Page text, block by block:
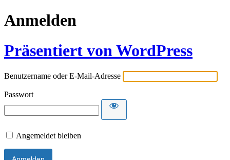
Anmelden
Präsentiert von WordPress
Benutzername oder E-Mail-Adresse
Passwort
Angemeldet bleiben